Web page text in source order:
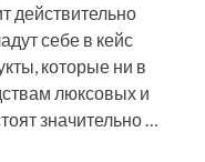
действительно
себе в кейс
которые ни в
люксовых и
значительно …